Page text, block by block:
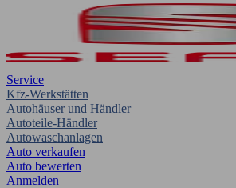
Service
Kfz-Werkstätten
Autohäuser und Händler
Autoteile-Händler
Autowaschanlagen
Auto verkaufen
Auto bewerten
Anmelden